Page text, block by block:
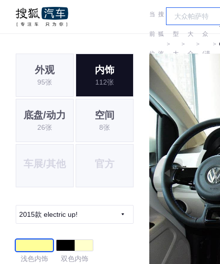
当
前
位
置:
搜
狐
汽
车
＞
车
型
大
＞
大
众
＞
大
众
(进
＞
外观
95张
内饰
112张
底盘/动力
26张
空间
8张
车展/其他 官方
2015款 electric up!
浅色内饰 双色内饰